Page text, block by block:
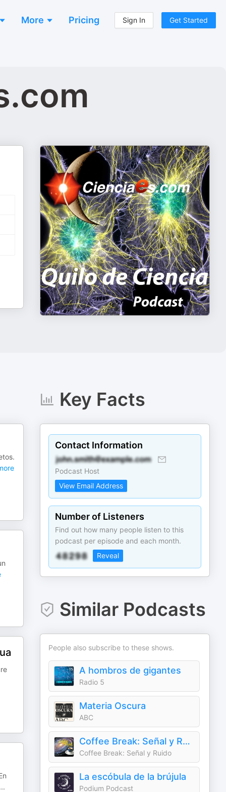
More Pricing Sign In Get Started
Key Facts
Contact Information
Podcast Host
View Email Address
Number of Listeners
Find out how many people listen to this
podcast per episode and each month.
Reveal
Similar Podcasts
People also subscribe to these shows.
A hombros de gigantes
Radio 5
Materia Oscura
ABC
Coffee Break: Señal y Ruido
Coffee Break: Señal y Ruido
La escóbula de la brújula
Podium Podcast